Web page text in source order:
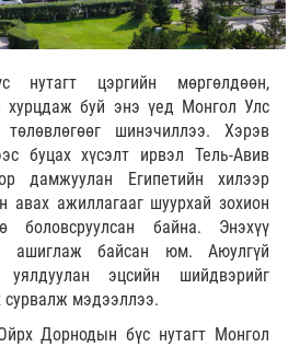
нутагт цэргийн мөргөлдөөн,
хурцдаж буй энэ үед Монгол Улс
шинэчиллээ. Хэрэв
буцах хүсэлт ирвэл Тель-Авив
дамжуулан Египетийн хилээр
авах ажиллагааг шуурхай зохион
боловсруулсан байна. Энэхүү
ашиглаж байсан юм. Аюулгүй
эцсийн шийдвэрийг
сурвалж мэдээллээ.
Дорнодын бүс нутагт Монгол